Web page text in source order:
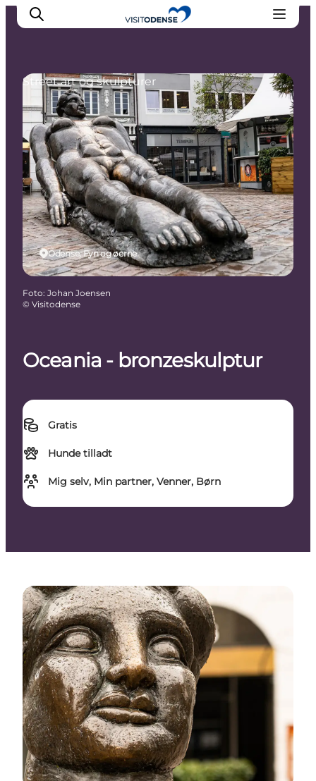
Oplev Odense
Det sker i Odense
Planlæg din tur
Inspiration
Oceania - bronzeskulptur
Gratis
Hunde tilladt
Mig selv, Min partner, Venner, Børn
Odense, Fyn og øerne
Street art og skulpturer
Foto: Johan Joensen
© Visitodense